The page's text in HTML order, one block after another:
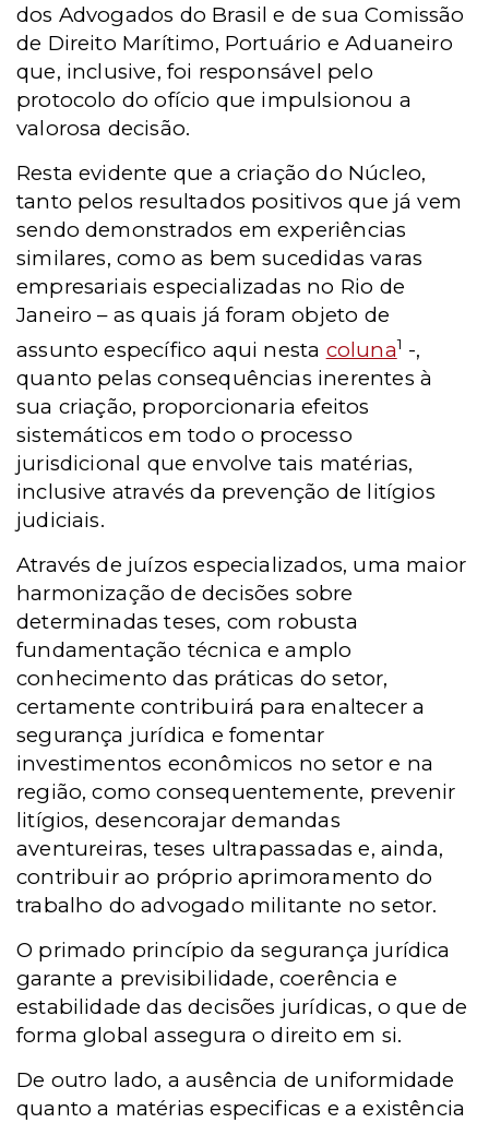
dos Advogados do Brasil e de sua Comissão
de Direito Marítimo, Portuário e Aduaneiro
que, inclusive, foi responsável pelo
protocolo do ofício que impulsionou a
valorosa decisão.
Resta evidente que a criação do Núcleo,
tanto pelos resultados positivos que já vem
sendo demonstrados em experiências
similares, como as bem sucedidas varas
empresariais especializadas no Rio de
Janeiro – as quais já foram objeto de
assunto específico aqui nesta coluna1 -,
quanto pelas consequências inerentes à
sua criação, proporcionaria efeitos
sistemáticos em todo o processo
jurisdicional que envolve tais matérias,
inclusive através da prevenção de litígios
judiciais.
Através de juízos especializados, uma maior
harmonização de decisões sobre
determinadas teses, com robusta
fundamentação técnica e amplo
conhecimento das práticas do setor,
certamente contribuirá para enaltecer a
segurança jurídica e fomentar
investimentos econômicos no setor e na
região, como consequentemente, prevenir
litígios, desencorajar demandas
aventureiras, teses ultrapassadas e, ainda,
contribuir ao próprio aprimoramento do
trabalho do advogado militante no setor.
O primado princípio da segurança jurídica
garante a previsibilidade, coerência e
estabilidade das decisões jurídicas, o que de
forma global assegura o direito em si.
De outro lado, a ausência de uniformidade
quanto a matérias especificas e a existência